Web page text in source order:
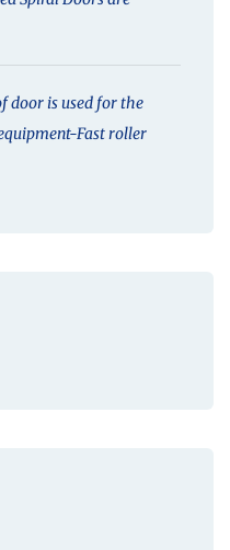
door is used for the
Fast roller